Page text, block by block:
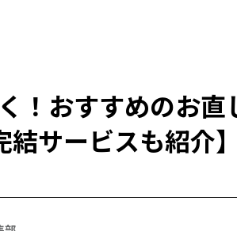
！おすすめのお直
サービスも紹介】